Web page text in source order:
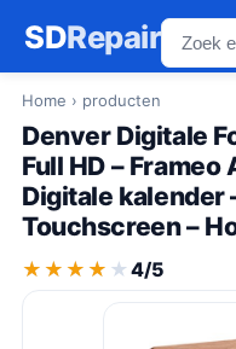
SDRepair
Home › producten
Denver Digitale
Full HD – Frameo
Digitale kalender
Touchscreen –
★★★★★
★★★★★ 4/5